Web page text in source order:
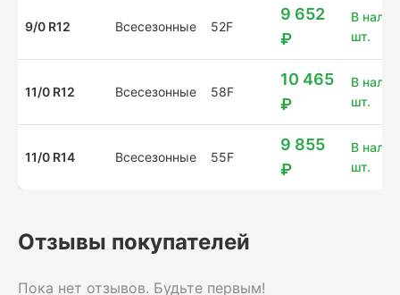
9/0 R12 Всесезонные 52F
9 652
₽
В
шт.
11/0 R12 Всесезонные 58F
10 465
₽
В
шт.
11/0 R14 Всесезонные 55F
9 855
₽
В
шт.
Отзывы покупателей
Пока нет отзывов. Будьте первым!